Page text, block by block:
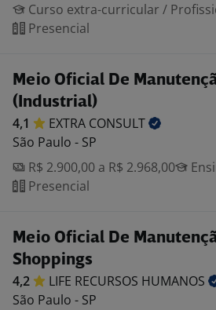
Curso extra-curricular /
Presencial
Meio Oficial De
(Industrial)
4,1 EXTRA CONSULT
São Paulo - SP
R$ 2.900,00 a R$ 2.968,00
Presencial
Meio Oficial De
Shoppings
4,2 LIFE RECURSOS HUMANOS
São Paulo - SP